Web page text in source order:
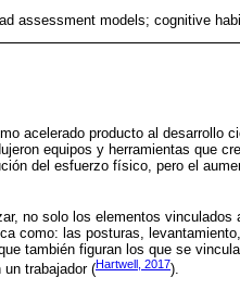
assessment models; cognitive
acelerado producto al
equipos y herramientas que
del esfuerzo físico, pero el
no solo los elementos
como: las posturas,
también figuran los que se
trabajador (Hartwell, 2017).